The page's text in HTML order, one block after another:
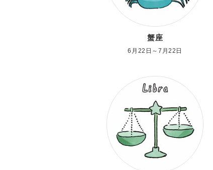
蟹座
6月22日～7月22日